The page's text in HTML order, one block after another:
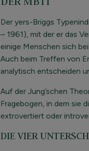
Der yers-Briggs
– 1961), mit der er das
einige Menschen sich
Auch beim Treffen von
analytisch entscheiden
Auf der Jung’schen
Fragebogen, in dem sie
extrovertiert oder
DIE VIER